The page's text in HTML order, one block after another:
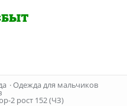
·Одежда для мальчиков
2 рост 152 (ЧЗ)